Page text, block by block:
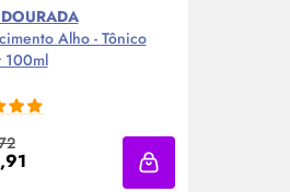
Alho - Tônico
100ml
Compre Agora ❯
Adicionar à sacola